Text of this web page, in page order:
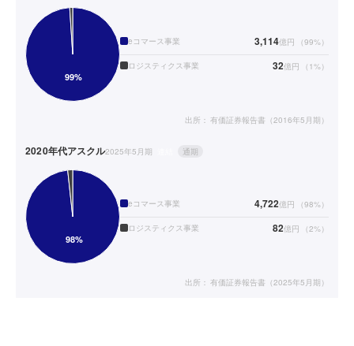
eコマース事業 3,114億円 （99%）
ロジスティクス事業 32億円 （ 1%）
出所： 有価証券報告書（2016年5月期）
2020年代アスクル2025年5月期 通期
eコマース事業 4,722億円 （98%）
ロジスティクス事業 82億円 （2%）
出所： 有価証券報告書（2025年5月期）